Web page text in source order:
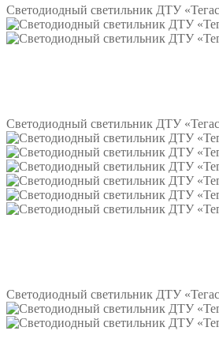
Светодиодный светильник ДТУ
Светодиодный светильник ДТУ
Светодиодный светильник ДТУ